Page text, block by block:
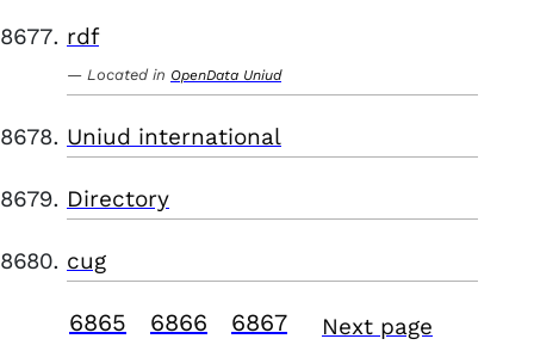
rdf
Located in OpenData Uniud
Uniud international
Directory
cug
6865 6866 6867 Next page